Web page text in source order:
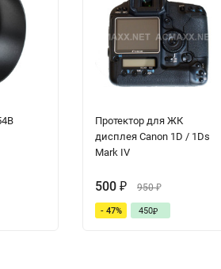
Протектор для ЖК
дисплея Canon 1D / 1Ds
Mark IV
500 ₽ 950₽
- 47% 450₽